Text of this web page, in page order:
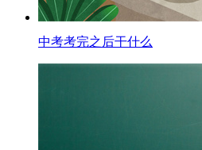
中考考完之后干什么